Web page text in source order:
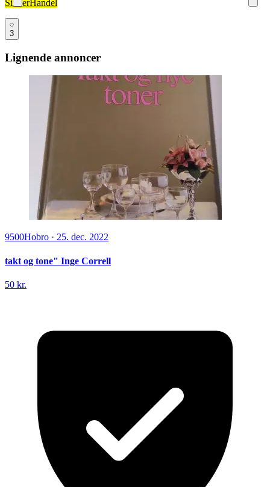
SikkerHandel
3
Lignende annoncer
9500Hobro · 25. dec. 2022
takt og tone" Inge Correll
50 kr.